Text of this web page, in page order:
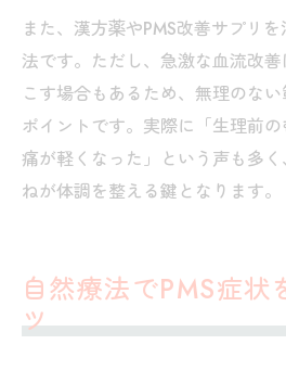
また、漢方薬やPMS改善サプリ
法です。ただし、急激な血流改
こす場合もあるため、無理のな
ポイントです。実際に「生理前
痛が軽くなった」という声も多
ねが体調を整える鍵となります。
自然療法でPMS症状
ツ